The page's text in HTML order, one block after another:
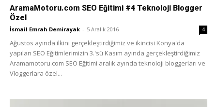
AramaMotoru.com SEO Eğitimi #4 Teknoloji Blogger
Özel
İsmail Emrah Demirayak - 5 Aralık 2016 4
Ağustos ayında ilkini gerçekleştirdiğimiz ve ikincisi Konya'da
yapılan SEO Eğitimlerimizin 3.'sü Kasım ayında gerçekleştirdiğimiz
Aramamotoru.com SEO Eğitimi aralık ayında teknoloji bloggerları ve
Vloggerlara özel...